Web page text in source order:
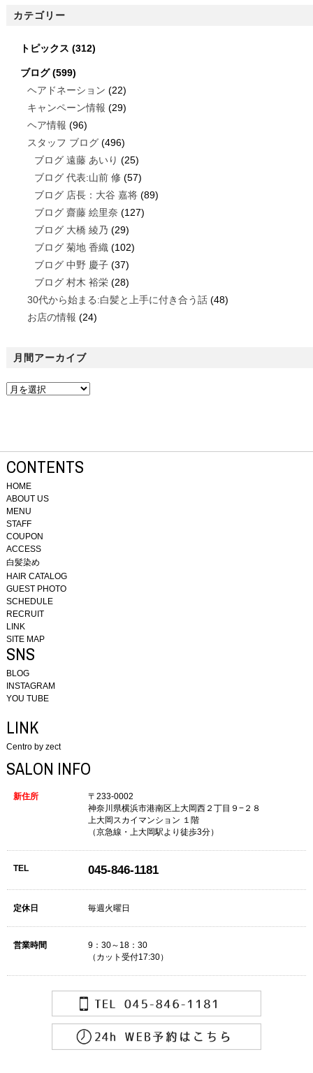
カテゴリー
トピックス (312)
ブログ(599)
ヘアドネーション (22)
キャンペーン情報 (29)
ヘア情報 (96)
スタッフ ブログ(496)
ブログ 遠藤 あいり (25)
ブログ 代表:山前 修 (57)
ブログ 店長：大谷 嘉将(89)
ブログ 齋藤 絵里奈 (127)
ブログ 大橋 綾乃 (29)
ブログ 菊地 香織(102)
ブログ 中野 慶子(37)
ブログ 村木 裕栄(28)
30代から始まる:白髪と上手に付き合う話(48)
お店の情報 (24)
月間アーカイブ
CONTENTS
HOME
ABOUT US
MENU
STAFF
COUPON
ACCESS
白髪染め
HAIR CATALOG
GUEST PHOTO
SCHEDULE
RECRUIT
LINK
SITE MAP
SNS
BLOG
INSTAGRAM
YOU TUBE
LINK
Centro by zect
SALON INFO
新住所
〒233-0002
神奈川県横浜市港南区上大岡西２丁目９−２８
上大岡スカイマンション １階
（京急線・上大岡駅より徒歩3分）
TEL 045-846-1181
定休日 毎週火曜日
営業時間
9：30～18：30
（カット受付17:30）